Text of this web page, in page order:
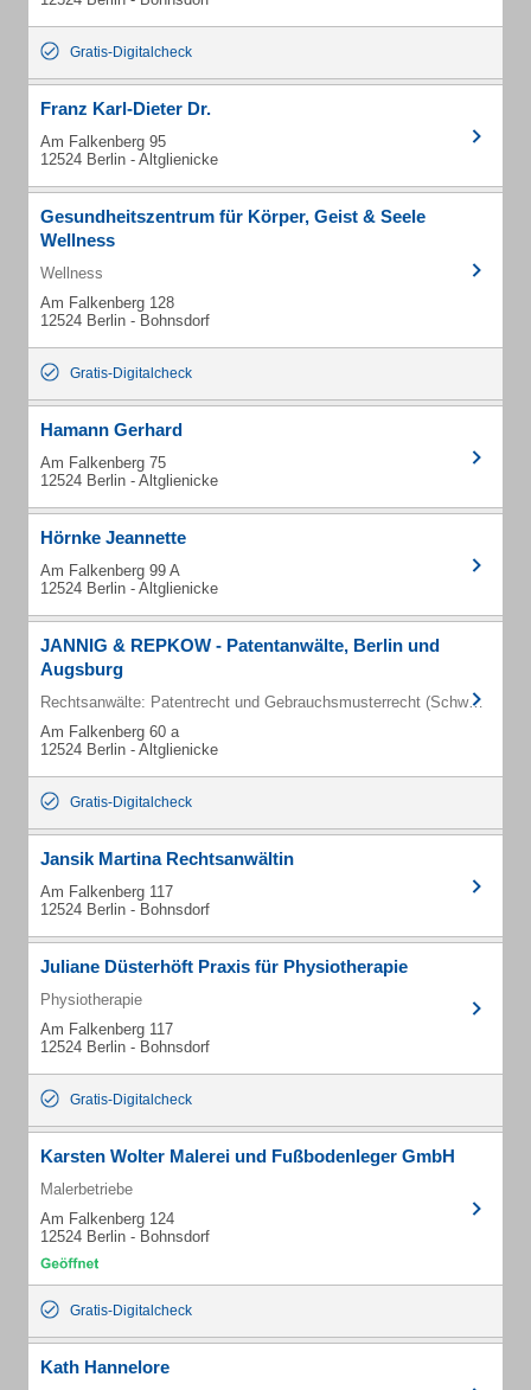
Gratis-Digitalcheck
Franz Karl-Dieter Dr.
Am Falkenberg 95
12524 Berlin - Altglienicke
Gesundheitszentrum für Körper, Geist & Seele
Wellness
Wellness
Am Falkenberg 128
12524 Berlin - Bohnsdorf
Gratis-Digitalcheck
Hamann Gerhard
Am Falkenberg 75
12524 Berlin - Altglienicke
Hörnke Jeannette
Am Falkenberg 99 A
12524 Berlin - Altglienicke
JANNIG & REPKOW - Patentanwälte, Berlin und
Augsburg
Rechtsanwälte: Patentrecht und Gebrauchsmusterrecht (Schwerpunkt)
Am Falkenberg 60 a
12524 Berlin - Altglienicke
Gratis-Digitalcheck
Jansik Martina Rechtsanwältin
Am Falkenberg 117
12524 Berlin - Bohnsdorf
Juliane Düsterhöft Praxis für Physiotherapie
Physiotherapie
Am Falkenberg 117
12524 Berlin - Bohnsdorf
Gratis-Digitalcheck
Karsten Wolter Malerei und Fußbodenleger GmbH
Malerbetriebe
Am Falkenberg 124
12524 Berlin - Bohnsdorf
Gratis-Digitalcheck
Kath Hannelore